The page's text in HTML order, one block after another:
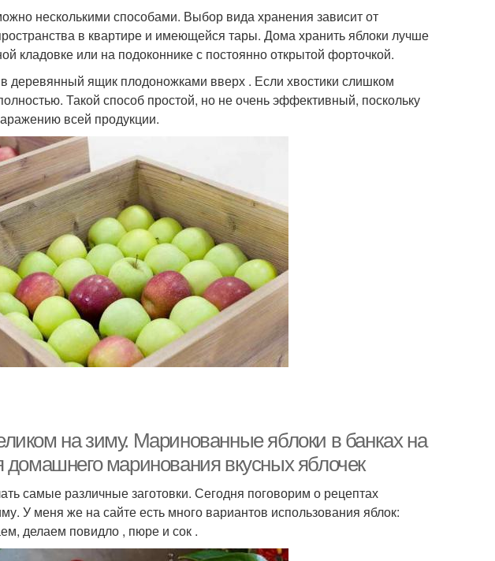
несколькими способами. Выбор вида хранения зависит от
в квартире и имеющейся тары. Дома хранить яблоки лучше
кладовке или на подоконнике с постоянно открытой форточкой.
деревянный ящик плодоножками вверх . Если хвостики слишком
Такой способ простой, но не очень эффективный, поскольку
всей продукции.
на зиму. Маринованные яблоки в банках на
домашнего маринования вкусных яблочек
самые различные заготовки. Сегодня поговорим о рецептах
У меня же на сайте есть много вариантов использования яблок:
делаем повидло , пюре и сок .